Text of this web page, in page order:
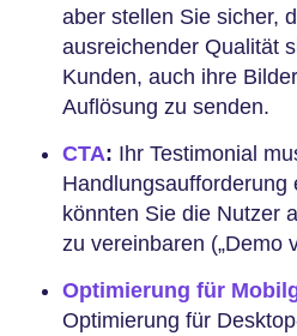
aber stellen Sie sicher,
ausreichender Qualität
Kunden, auch ihre
Auflösung zu senden.
CTA: Ihr Testimonial
Handlungsaufforderung
könnten Sie die Nutzer
zu vereinbaren („Demo
Optimierung für
Optimierung für